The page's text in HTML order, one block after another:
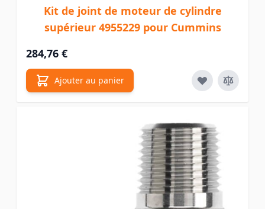
Kit de joint de moteur de cylindre
supérieur 4955229 pour Cummins
284,76 €
Ajouter au panier